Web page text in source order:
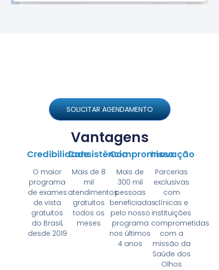
SOLICITAR AGENDAMENTO
Vantagens
Credibilidade
O maior
programa
de exames
de vista
gratuitos
do Brasil,
desde 2019
Consistência
Mais de 8
mil
atendimentos
gratuitos
todos os
meses
Compromisso
Mais de
300 mil
pessoas
beneficiadas
pelo nosso
programa
nos últimos
4 anos
Inovação
Parcerias
exclusivas
com
clínicas e
instituições
comprometidas
com a
missão da
Saúde dos
Olhos